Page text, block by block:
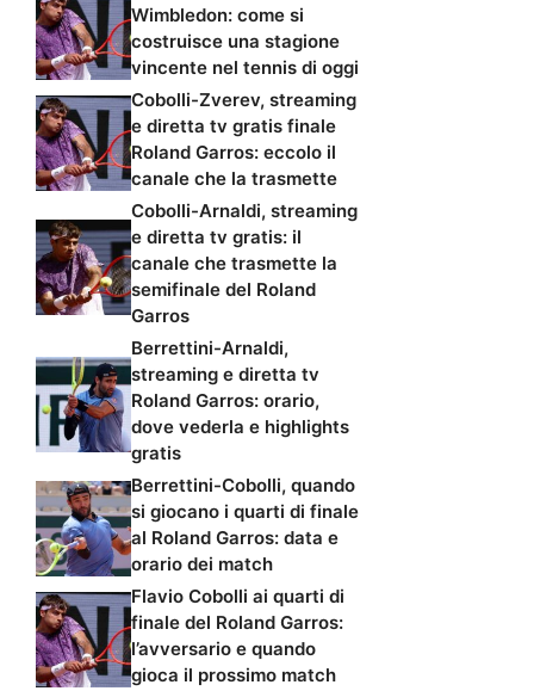
Wimbledon: come si
costruisce una stagione
vincente nel tennis di oggi
Cobolli-Zverev, streaming
e diretta tv gratis finale
Roland Garros: eccolo il
canale che la trasmette
Cobolli-Arnaldi, streaming
e diretta tv gratis: il
canale che trasmette la
semifinale del Roland
Garros
Berrettini-Arnaldi,
streaming e diretta tv
Roland Garros: orario,
dove vederla e highlights
gratis
Berrettini-Cobolli, quando
si giocano i quarti di finale
al Roland Garros: data e
orario dei match
Flavio Cobolli ai quarti di
finale del Roland Garros:
l’avversario e quando
gioca il prossimo match